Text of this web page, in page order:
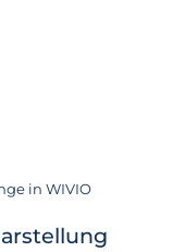
in WIVIO